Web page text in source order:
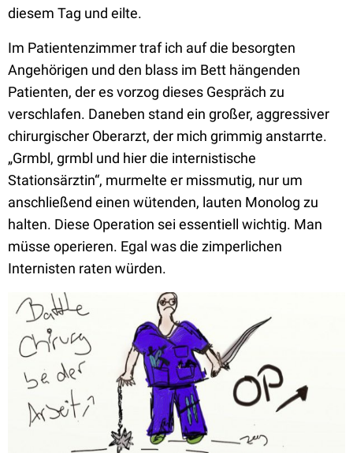
diesem Tag und eilte.
Im Patientenzimmer traf ich auf die besorgten
Angehörigen und den blass im Bett hängenden
Patienten, der es vorzog dieses Gespräch zu
verschlafen. Daneben stand ein großer, aggressiver
chirurgischer Oberarzt, der mich grimmig anstarrte.
„Grmbl, grmbl und hier die internistische
Stationsärztin“, murmelte er missmutig, nur um
anschließend einen wütenden, lauten Monolog zu
halten. Diese Operation sei essentiell wichtig. Man
müsse operieren. Egal was die zimperlichen
Internisten raten würden.